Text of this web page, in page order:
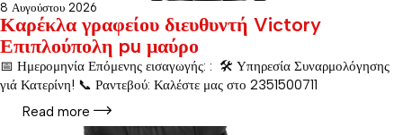
8 Αυγούστου 2026
Καρέκλα γραφείου διευθυντή Victory
Επιπλούπολη pu μαύρο
📅 Ημερομηνία Επόμενης εισαγωγής: : 🛠️ Υπηρεσία Συναρμολόγησης
γιά Κατερίνη! 📞 Ραντεβού: Καλέστε μας στο 2351500711
Read more